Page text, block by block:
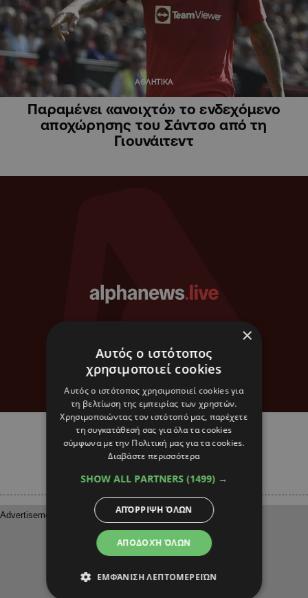
ΑΘΛΗΤΙΚΑ
Παραμένει «ανοιχτό» το ενδεχόμενο
αποχώρησης του Σάντσο από τη
Γιουνάιτεντ
ΑΘΛΗΤΙΚΑ
Τι συμβαίνει με τον Σάντσο;
×
Αυτός ο ιστότοπος
χρησιμοποιεί cookies
Αυτός ο ιστότοπος χρησιμοποιεί cookies για
τη βελτίωση της εμπειρίας των χρηστών.
Χρησιμοποιώντας τον ιστότοπό μας, παρέχετε
τη συγκατάθεσή σας για όλα τα cookies
σύμφωνα με την Πολιτική μας για τα cookies.
Διαβάστε περισσότερα
SHOW ALL PARTNERS (1499) →
ΑΠΟΔΟΧΉ ΌΛΩΝ
ΑΠΌΡΡΙΨΗ ΌΛΩΝ
ΕΜΦΆΝΙΣΗ ΛΕΠΤΟΜΕΡΕΙΏΝ